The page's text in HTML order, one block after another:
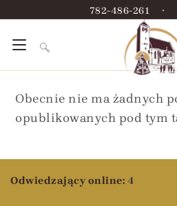
782-486-261 •
Obecnie nie ma żadnych
opublikowanych pod tym
Odwiedzający online: 4